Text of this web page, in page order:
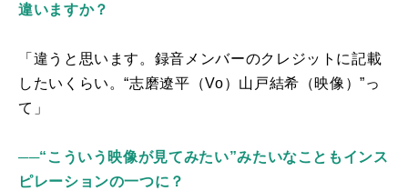
違いますか？
「違うと思います。録音メンバーのクレジットに記載
したいくらい。“志磨遼平（Vo）山戸結希（映像）”っ
て」
──“こういう映像が見てみたい”みたいなこともインス
ピレーションの一つに？